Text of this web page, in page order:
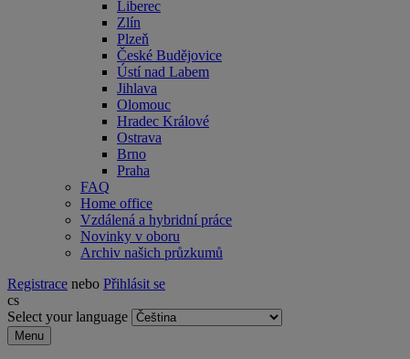
Liberec
Zlín
Plzeň
České Budějovice
Ústí nad Labem
Jihlava
Olomouc
Hradec Králové
Ostrava
Brno
Praha
FAQ
Home office
Vzdálená a hybridní práce
Novinky v oboru
Archiv našich průzkumů
Registrace nebo Přihlásit se
cs
Select your language
Menu